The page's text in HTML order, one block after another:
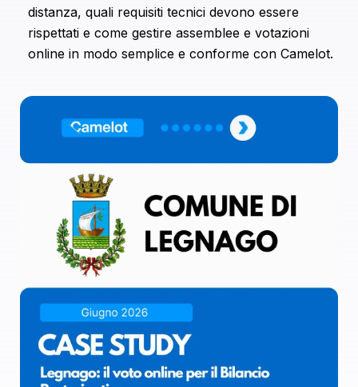
distanza, quali requisiti tecnici devono essere
rispettati e come gestire assemblee e votazioni
online in modo semplice e conforme con Camelot.